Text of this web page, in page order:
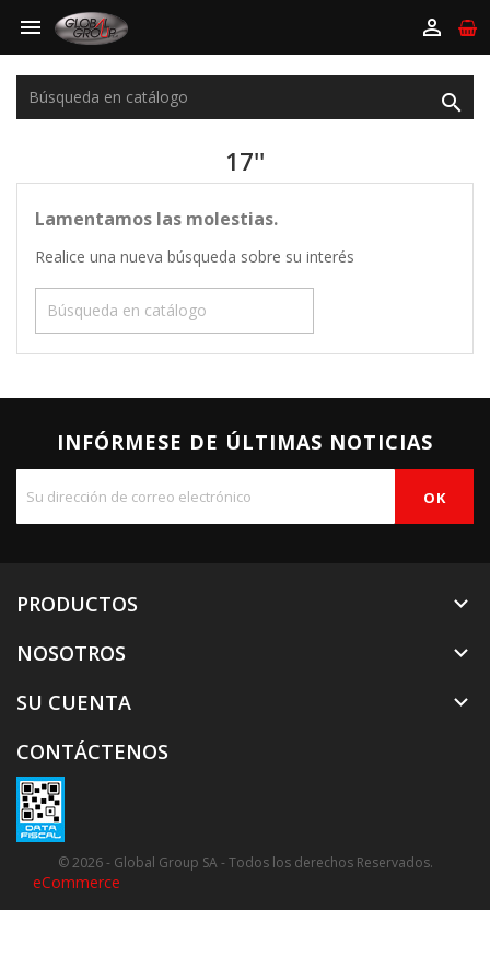
 

17''
Lamentamos las molestias.
Realice una nueva búsqueda sobre su interés
INFÓRMESE DE ÚLTIMAS NOTICIAS
PRODUCTOS 
NOSOTROS 
SU CUENTA 
CONTÁCTENOS
© 2026 - Global Group SA - Todos los derechos Reservados.
eCommerce